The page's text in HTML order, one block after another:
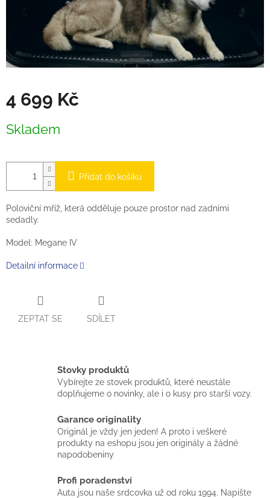
4 699 Kč
cena:
Skladem
Přidat do košíku
Poloviční mříž, která odděluje pouze prostor nad zadními
sedadly.
Model: Megane IV
Detailní informace
ZEPTAT SE SDÍLET
Stovky produktů
Vybírejte ze stovek produktů, které neustále
doplňujeme o novinky, ale i o kusy pro starší vozy.
Garance originality
Originál je vždy jen jeden! A proto i veškeré
produkty na eshopu jsou jen originály a žádné
napodobeniny
Profi poradenství
Auta jsou naše srdcovka už od roku 1994. Napište